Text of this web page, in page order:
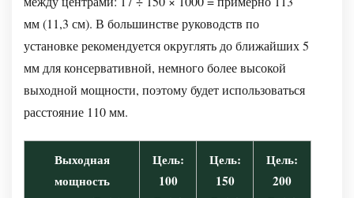
мм (11,3 см). В большинстве руководств по
установке рекомендуется округлять до ближайших 5
мм для консервативной, немного более высокой
выходной мощности, поэтому будет использоваться
расстояние 110 мм.
Выходная
мощность
Цель:
100
Цель:
150
Цель:
200